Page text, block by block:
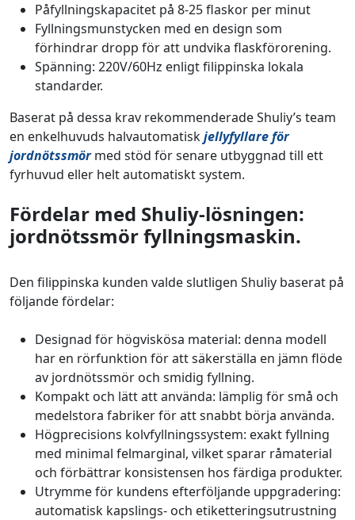
Påfyllningskapacitet på 8-25 flaskor per minut
Fyllningsmunstycken med en design som
förhindrar dropp för att undvika flaskförorening.
Spänning: 220V/60Hz enligt filippinska lokala
standarder.
Baserat på dessa krav rekommenderade Shuliy’s team
en enkelhuvuds halvautomatiskjellyfyllare för
jordnötssmörmed stöd för senare utbyggnad till ett
fyrhuvud eller helt automatiskt system.
Fördelar med Shuliy-lösningen:
jordnötssmör fyllningsmaskin.
Den filippinska kunden valde slutligen Shuliy baserat på
följande fördelar:
Designad för högviskösa material: denna modell
har en rörfunktion för att säkerställa en jämn flöde
av jordnötssmör och smidig fyllning.
Kompakt och lätt att använda: lämplig för små och
medelstora fabriker för att snabbt börja använda.
Högprecisions kolvfyllningssystem: exakt fyllning
med minimal felmarginal, vilket sparar råmaterial
och förbättrar konsistensen hos färdiga produkter.
Utrymme för kundens efterföljande uppgradering:
automatisk kapslings- och etiketteringsutrustning